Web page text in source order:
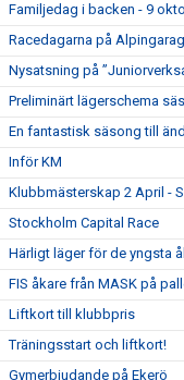
Familjedag i backen - 9
Racedagarna på
Nysatsning på
Preliminärt lägerschema
En fantastisk säsong till
Inför KM
Klubbmästerskap 2 April -
Stockholm Capital Race
Härligt läger för de yngsta
FIS åkare från MASK på
Liftkort till klubbpris
Träningsstart och liftkort!
Gymerbjudande på Ekerö